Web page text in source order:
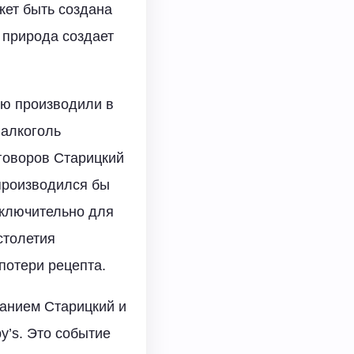
быть создана
природа создает
производили в
Старицкий
бы
для
рецепта.
Старицкий и
Это событие